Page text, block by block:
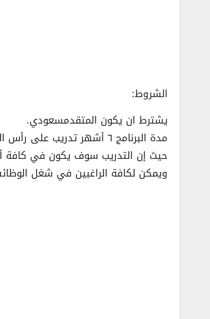
الشروط:
يشترط ان يكون المتقدمسعودي.
مدة البرنامج ٦ أشهر تدريب على رأس العمل.
حيث إن التدريب سوف يكون في كافة
ويمكن لكافة الراغبين في شغل الوظائف